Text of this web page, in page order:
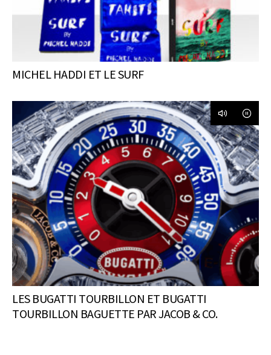
MICHEL HADDI ET LE SURF
LES BUGATTI TOURBILLON ET BUGATTI
TOURBILLON BAGUETTE PAR JACOB & CO.